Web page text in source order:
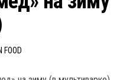
FOOD